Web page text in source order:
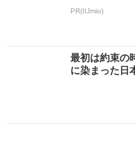
PR(IIJmio)
最初は約束
に染まった日